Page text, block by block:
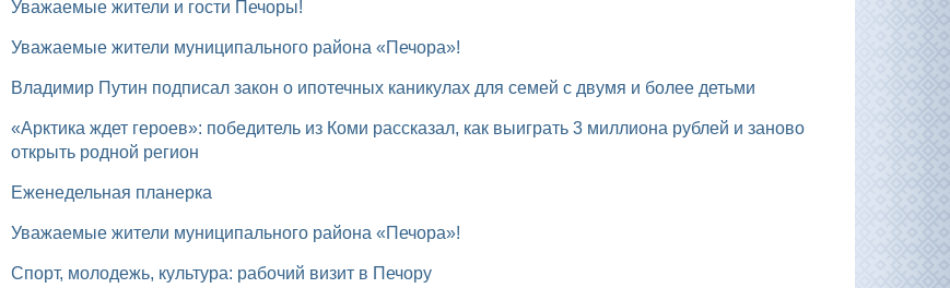
Уважаемые жители и гости Печоры!
Уважаемые жители муниципального района «Печора»!
Владимир Путин подписал закон о ипотечных каникулах для семей с двумя и более детьми
«Арктика ждет героев»: победитель из Коми рассказал, как выиграть 3 миллиона рублей и заново
открыть родной регион
Еженедельная планерка
Уважаемые жители муниципального района «Печора»!
Спорт, молодежь, культура: рабочий визит в Печору